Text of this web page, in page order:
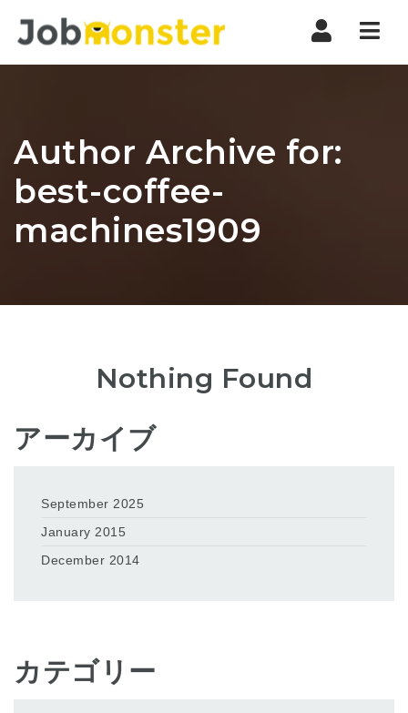
Author Archive for:
best-coffee-
machines1909
Nothing Found
アーカイブ
September 2025
January 2015
December 2014
カテゴリー